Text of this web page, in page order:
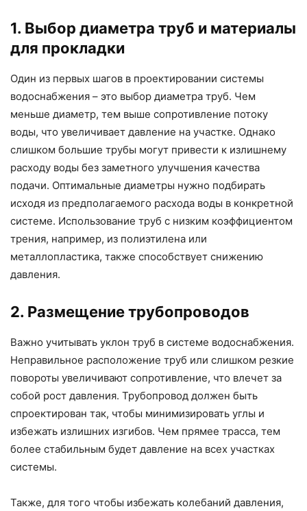
1. Выбор диаметра труб и материалы
для прокладки
Один из первых шагов в проектировании системы
водоснабжения – это выбор диаметра труб. Чем
меньше диаметр, тем выше сопротивление потоку
воды, что увеличивает давление на участке. Однако
слишком большие трубы могут привести к излишнему
расходу воды без заметного улучшения качества
подачи. Оптимальные диаметры нужно подбирать
исходя из предполагаемого расхода воды в конкретной
системе. Использование труб с низким коэффициентом
трения, например, из полиэтилена или
металлопластика, также способствует снижению
давления.
2. Размещение трубопроводов
Важно учитывать уклон труб в системе водоснабжения.
Неправильное расположение труб или слишком резкие
повороты увеличивают сопротивление, что влечет за
собой рост давления. Трубопровод должен быть
спроектирован так, чтобы минимизировать углы и
избежать излишних изгибов. Чем прямее трасса, тем
более стабильным будет давление на всех участках
системы.
Также, для того чтобы избежать колебаний давления,